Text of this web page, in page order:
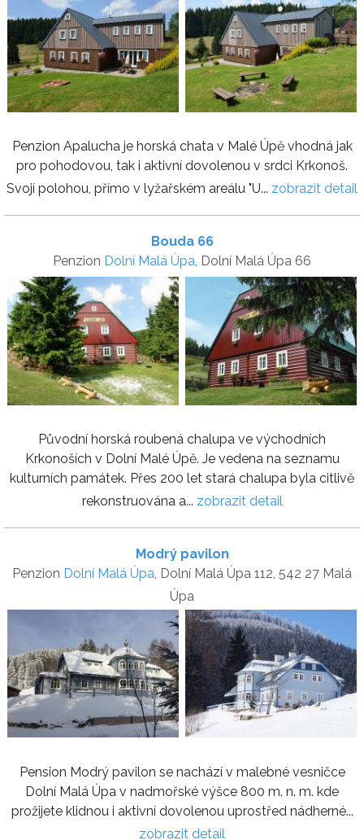
Penzion Apalucha je horská chata v Malé Úpě vhodná jak
pro pohodovou, tak i aktivní dovolenou v srdci Krkonoš.
Svojí polohou, přímo v lyžařském areálu "U... zobrazit detail
Bouda 66
Penzion Dolní Malá Úpa, Dolní Malá Úpa 66
Původní horská roubená chalupa ve východních
Krkonoších v Dolní Malé Úpě. Je vedena na seznamu
kulturních památek. Přes 200 let stará chalupa byla citlivě
rekonstruována a... zobrazit detail
Modrý pavilon
Penzion Dolní Malá Úpa, Dolní Malá Úpa 112, 542 27 Malá
Úpa
Pension Modrý pavilon se nachází v malebné vesničce
Dolní Malá Úpa v nadmořské výšce 800 m. n. m. kde
prožijete klidnou i aktivní dovolenou uprostřed nádherné...
zobrazit detail